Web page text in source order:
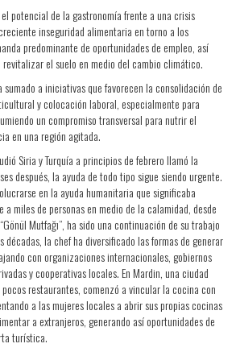
potencial de la gastronomía frente a una crisis
inseguridad alimentaria en torno a los
predominante de oportunidades de empleo, así
revitalizar el suelo en medio del cambio climático.
sumado a iniciativas que favorecen la consolidación de
y colocación laboral, especialmente para
un compromiso transversal para nutrir el
en una región agitada.
Siria y Turquía a principios de febrero llamó la
después, la ayuda de todo tipo sigue siendo urgente.
en la ayuda humanitaria que significaba
miles de personas en medio de la calamidad, desde
Mutfağı”, ha sido una continuación de su trabajo
décadas, la chef ha diversificado las formas de generar
con organizaciones internacionales, gobiernos
y cooperativas locales. En Mardin, una ciudad
restaurantes, comenzó a vincular la cocina con
a las mujeres locales a abrir sus propias cocinas
a extranjeros, generando así oportunidades de
turística.